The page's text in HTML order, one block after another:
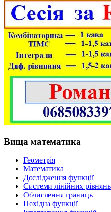
Вища математика
Геометрія
Математика
Дослідження функції
Системи лінійних рівнянь
Обчислення границь
Похідна функції